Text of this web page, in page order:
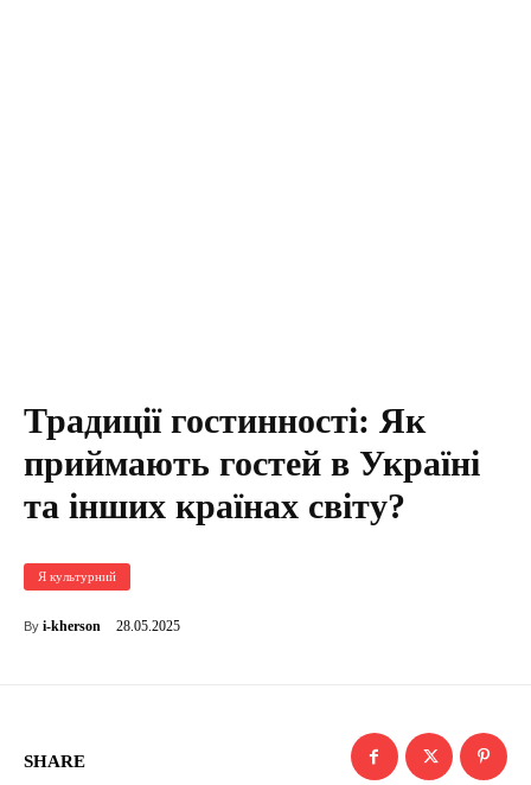
Традиції гостинності: Як
приймають гостей в Україні
та інших країнах світу?
Я культурний
By i-kherson 28.05.2025
SHARE